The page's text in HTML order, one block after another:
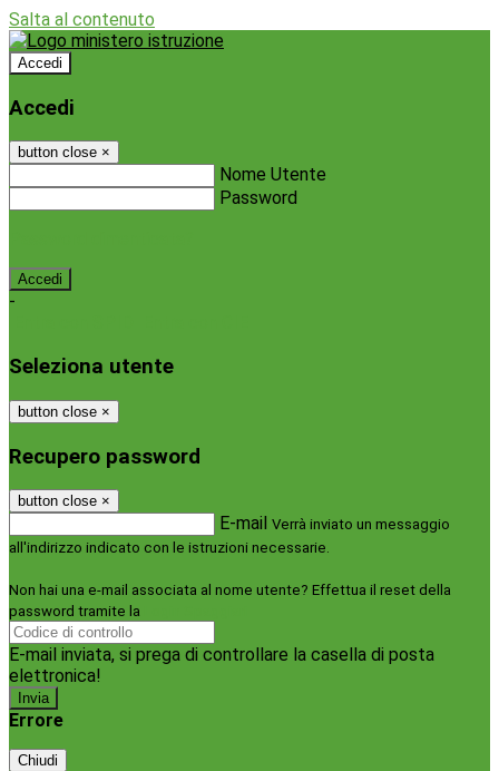
Salta al contenuto
Accedi
Accedi
button close ×
Nome Utente
Password
-
Seleziona utente
button close ×
Recupero password
button close ×
E-mail Verrà inviato un messaggio
all'indirizzo indicato con le istruzioni necessarie.
Non hai una e-mail associata al nome utente? Effettua il reset della
password tramite la
E-mail inviata, si prega di controllare la casella di posta
elettronica!
Errore
Chiudi